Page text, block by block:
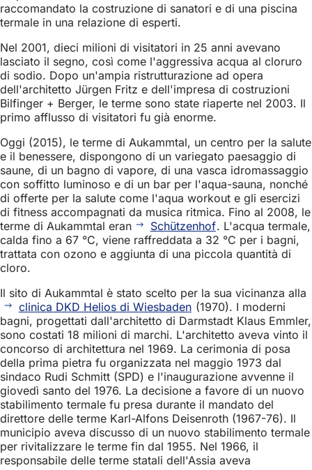
raccomandato la costruzione di sanatori e di una piscina
termale in una relazione di esperti.
Nel 2001, dieci milioni di visitatori in 25 anni avevano
lasciato il segno, così come l'aggressiva acqua al cloruro
di sodio. Dopo un'ampia ristrutturazione ad opera
dell'architetto Jürgen Fritz e dell'impresa di costruzioni
Bilfinger + Berger, le terme sono state riaperte nel 2003. Il
primo afflusso di visitatori fu già enorme.
Oggi (2015), le terme di Aukammtal, un centro per la salute
e il benessere, dispongono di un variegato paesaggio di
saune, di un bagno di vapore, di una vasca idromassaggio
con soffitto luminoso e di un bar per l'aqua-sauna, nonché
di offerte per la salute come l'aqua workout e gli esercizi
di fitness accompagnati da musica ritmica. Fino al 2008, le
terme di Aukammtal eran
Schützenhof. L'acqua termale,
calda fino a 67 °C, viene raffreddata a 32 °C per i bagni,
trattata con ozono e aggiunta di una piccola quantità di
cloro.
Il sito di Aukammtal è stato scelto per la sua vicinanza alla
clinica DKD Helios di Wiesbaden (1970). I moderni
bagni, progettati dall'architetto di Darmstadt Klaus Emmler,
sono costati 18 milioni di marchi. L'architetto aveva vinto il
concorso di architettura nel 1969. La cerimonia di posa
della prima pietra fu organizzata nel maggio 1973 dal
sindaco Rudi Schmitt (SPD) e l'inaugurazione avvenne il
giovedì santo del 1976. La decisione a favore di un nuovo
stabilimento termale fu presa durante il mandato del
direttore delle terme Karl-Alfons Deisenroth (1967-76). Il
municipio aveva discusso di un nuovo stabilimento termale
per rivitalizzare le terme fin dal 1955. Nel 1966, il
responsabile delle terme statali dell'Assia aveva